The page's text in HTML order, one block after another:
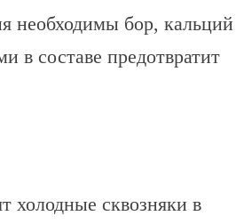
необходимы бор, кальций
в составе предотвратит
холодные сквозняки в